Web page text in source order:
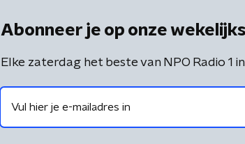
Abonneer je op onze
Elke zaterdag het beste van NPO Radio 1